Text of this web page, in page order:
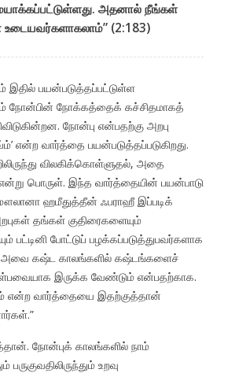
அதனால் நீங்கள்
உடையவர்களாகலாம்” (2:183)
பயன்படுத்தப்பட்டுள்ள
நோன்பின் நோக்கத்தைக் கச்சிதமாகத்
நோன்பு என்பதற்கு அறபு
என்ற வார்த்தை பயன்படுத்தப்படுகிறது.
விலகிக்கொள்ளுதல், அதை
என்று பொருள். இந்த வார்த்தையின் பயன்பாடு
ஹமீதுத்தீன் ஃபராஹீ இப்படிக்
தங்கள் குதிரைகளையும்
பட்டினி போட்டுப் பழக்கப்படுத்துபவர்களாக
அவை கஷ்ட காலங்களில் கஷ்டங்களைச்
இருக்க வேண்டும் என்பதற்காக.
வார்த்தையை இதற்குத்தான்
நோன்புக் காலங்களில் நாம்
பருகுவதிலிருந்தும் உறவு